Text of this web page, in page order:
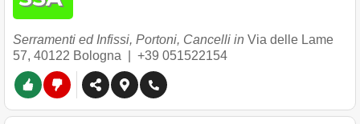
Serramenti ed Infissi, Portoni, Cancelli in Via delle Lame
57, 40122 Bologna +39 051522154